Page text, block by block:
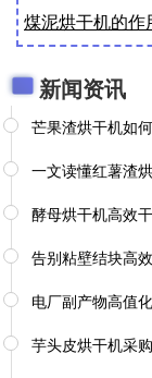
煤泥烘干机的作
新闻资讯
芒果渣烘干机如
一文读懂红薯渣
酵母烘干机高效
告别粘壁结块高
电厂副产物高值
芋头皮烘干机采